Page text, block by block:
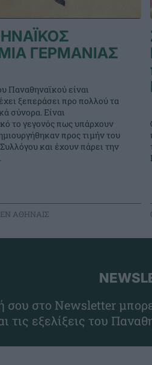
ΓΕΡΜΑΝΙΑΣ
Παναθηναϊκού είναι
ξεπεράσει προ πολλού τα
σύνορα. Είναι
το γεγονός πως υπάρχουν
προς τιμήν του
και έχουν πάρει την
EΝ ΑΘΗΝΑΙΣ
στο Newsletter
τις εξελίξεις του